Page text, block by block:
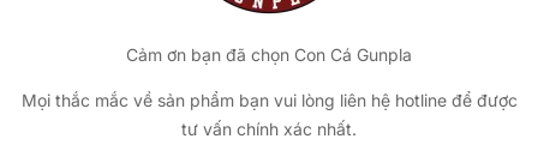
Cảm ơn bạn đã chọn Con Cá Gunpla
Mọi thắc mắc về sản phẩm bạn vui lòng liên hệ hotline để được
tư vấn chính xác nhất.